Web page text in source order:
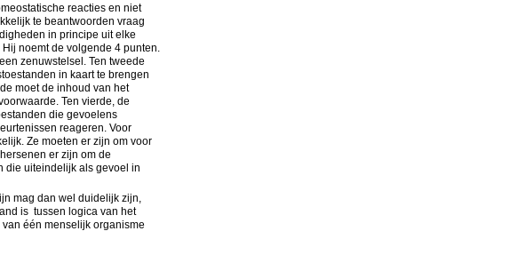
reacties en niet
te beantwoorden vraag
in principe uit elke
noemt de volgende 4 punten.
zenuwstelsel. Ten tweede
in kaart te brengen
moet de inhoud van het
Ten vierde, de
die gevoelens
reageren. Voor
Ze moeten er zijn om voor
er zijn om de
die uiteindelijk als gevoel in
mag dan wel duidelijk zijn,
is tussen logica van het
één menselijk organisme